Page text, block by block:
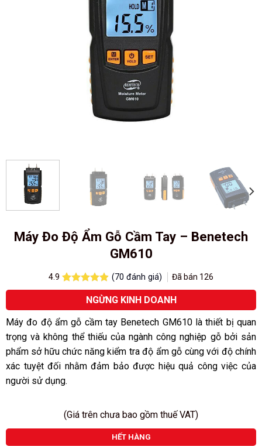
Máy Đo Độ Ẩm Gỗ Cầm Tay – Benetech
GM610
4.9
4.9trên 5
dựa trên
70
đánh giá
(70 đánh giá) Đã bán 126
NGỪNG KINH DOANH
Máy đo độ ẩm gỗ cầm tay Benetech GM610 là thiết bị quan
trọng và không thể thiếu của ngành công nghiệp gỗ bởi sản
phẩm sở hữu chức năng kiểm tra độ ẩm gỗ cùng với độ chính
xác tuyệt đối nhằm đảm bảo được hiệu quả công việc của
người sử dụng.
(Giá trên chưa bao gồm thuế VAT)
HẾT HÀNG